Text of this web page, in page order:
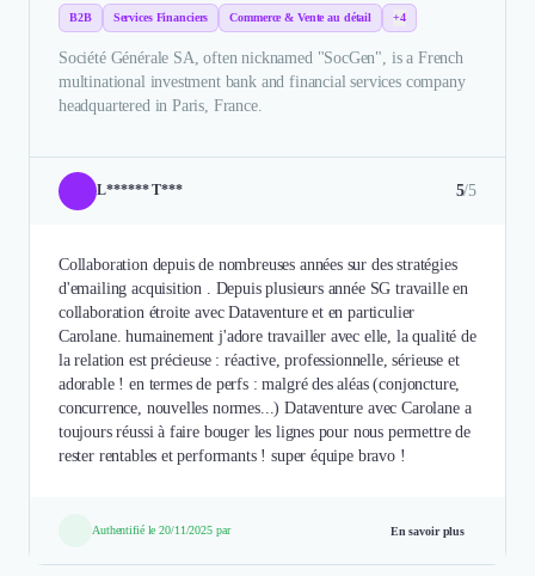
B2B Services Financiers Commerce & Vente au détail +4
Société Générale SA, often nicknamed "SocGen", is a French
multinational investment bank and financial services company
headquartered in Paris, France.
L****** T*** 5/5
Collaboration depuis de nombreuses années sur des stratégies
d'emailing acquisition . Depuis plusieurs année SG travaille en
collaboration étroite avec Dataventure et en particulier
Carolane. humainement j'adore travailler avec elle, la qualité de
la relation est précieuse : réactive, professionnelle, sérieuse et
adorable ! en termes de perfs : malgré des aléas (conjoncture,
concurrence, nouvelles normes...) Dataventure avec Carolane a
toujours réussi à faire bouger les lignes pour nous permettre de
rester rentables et performants ! super équipe bravo !
Authentifié le 20/11/2025 par En savoir plus